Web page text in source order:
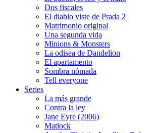
Dos fiscales
El diablo viste de Prada 2
Matrimonio original
Una segunda vida
Minions & Monsters
La odisea de Dandelion
El apartamento
Sombra nómada
Tell everyone
Series
La más grande
Contra la ley
Jane Eyre (2006)
Matlock